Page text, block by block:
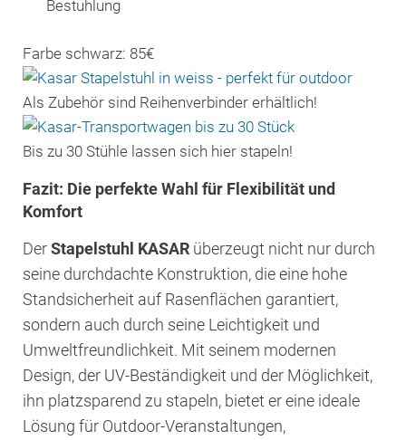
Bestuhlung
Farbe schwarz: 85€
Als Zubehör sind Reihenverbinder erhältlich!
Bis zu 30 Stühle lassen sich hier stapeln!
Fazit: Die perfekte Wahl für Flexibilität und
Komfort
DerStapelstuhl KASAR überzeugt nicht nur durch
seine durchdachte Konstruktion, die eine hohe
Standsicherheit auf Rasenflächen garantiert,
sondern auch durch seine Leichtigkeit und
Umweltfreundlichkeit. Mit seinem modernen
Design, der UV-Beständigkeit und der Möglichkeit,
ihn platzsparend zu stapeln, bietet er eine ideale
Lösung für Outdoor-Veranstaltungen,